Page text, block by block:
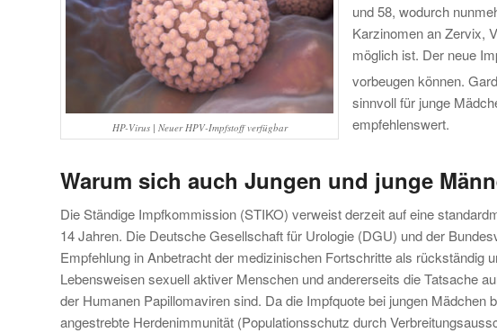
HP-Virus | Neuer HPV-Impfstoff verfügbar
und 58, wodurch
Karzinomen an Zervix,
möglich ist. Der neue
vorbeugen können.
sinnvoll für junge
empfehlenswert.
Warum sich auch Jungen und junge
Die Ständige Impfkommission (STIKO) verweist derzeit auf eine
14 Jahren. Die Deutsche Gesellschaft für Urologie (DGU) und der
Empfehlung in Anbetracht der medizinischen Fortschritte als rückständig
Lebensweisen sexuell aktiver Menschen und andererseits die Tatsache
der Humanen Papillomaviren sind. Da die Impfquote bei jungen Mädchen
angestrebte Herdenimmunität (Populationsschutz durch